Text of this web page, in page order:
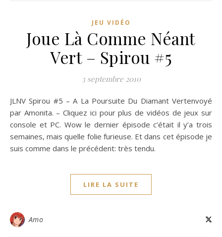
JEU VIDÉO
Joue Là Comme Néant
Vert – Spirou #5
3 septembre 2010
JLNV Spirou #5 – A La Poursuite Du Diamant Vertenvoyé
par Amonita. – Cliquez ici pour plus de vidéos de jeux sur
console et PC. Wow le dernier épisode c’était il y’a trois
semaines, mais quelle folie furieuse. Et dans cet épisode je
suis comme dans le précédent: très tendu.
LIRE LA SUITE
Amo